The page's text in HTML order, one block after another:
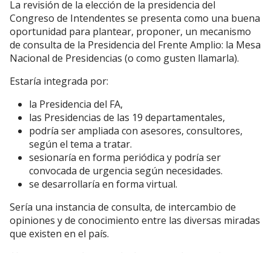
La revisión de la elección de la presidencia del
Congreso de Intendentes se presenta como una buena
oportunidad para plantear, proponer, un mecanismo
de consulta de la Presidencia del Frente Amplio: la Mesa
Nacional de Presidencias (o como gusten llamarla).
Estaría integrada por:
la Presidencia del FA,
las Presidencias de las 19 departamentales,
podría ser ampliada con asesores, consultores,
según el tema a tratar.
sesionaría en forma periódica y podría ser
convocada de urgencia según necesidades.
se desarrollaría en forma virtual.
Sería una instancia de consulta, de intercambio de
opiniones y de conocimiento entre las diversas miradas
que existen en el país.